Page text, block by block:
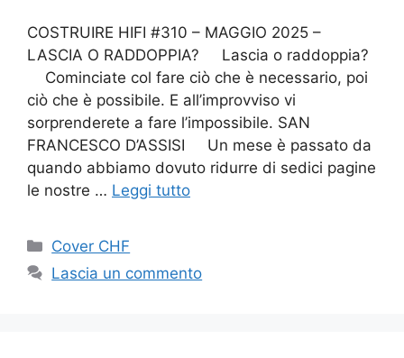
COSTRUIRE HIFI #310 – MAGGIO 2025 –
LASCIA O RADDOPPIA? Lascia o raddoppia?
Cominciate col fare ciò che è necessario, poi
ciò che è possibile. E all’improvviso vi
sorprenderete a fare l’impossibile. SAN
FRANCESCO D’ASSISI Un mese è passato da
quando abbiamo dovuto ridurre di sedici pagine
le nostre … Leggi tutto
Categorie
Cover CHF
Lascia un commento